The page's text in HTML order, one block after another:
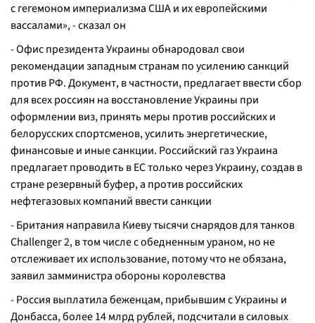
с гегемоном империализма США и их европейскими
вассалами», - сказал он
- Офис президента Украины обнародовал свои
рекомендации западным странам по усилению санкций
против РФ. Документ, в частности, предлагает ввести сбор
для всех россиян на восстановление Украины при
оформлении виз, принять меры против российских и
белорусских спортсменов, усилить энергетические,
финансовые и иные санкции. Российский газ Украина
предлагает проводить в ЕС только через Украину, создав в
стране резервный буфер, а против российских
нефтегазовых компаний ввести санкции
- Британия направила Киеву тысячи снарядов для танков
Challenger 2, в том числе с обедненным ураном, но не
отслеживает их использование, потому что не обязана,
заявил замминистра обороны королевства
- Россия выплатила беженцам, прибывшим с Украины и
Донбасса, более 14 млрд рублей, подсчитали в силовых